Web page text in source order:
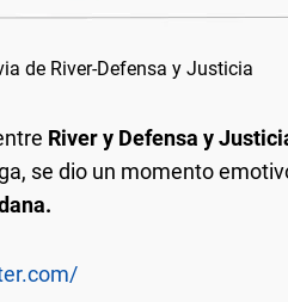
River y Defensa y
se dio un momento